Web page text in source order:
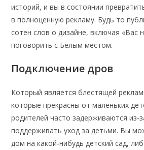
историй, и вы в состоянии
в полноценную рекламу. Будь то
сотен слов о дизайне, включая «Вас
поговорить с Белым местом.
Подключение дров
Который является блестящей
которые прекрасны от маленьких
родителей часто задерживаются из-
поддерживать уход за детьми. Вы
дом на какой-нибудь детский сад,